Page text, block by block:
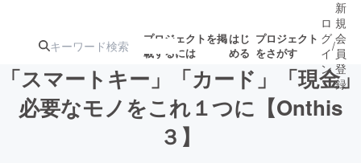
プロジェクトを掲
載するには
はじ
める
プロジェクト
をさがす
注目の新着プロ
ロ
グ
イ
ン
/
新
規
会
員
登
録
「スマートキー」「カード」「現金」
必要なモノをこれ１つに【Onthis
３】